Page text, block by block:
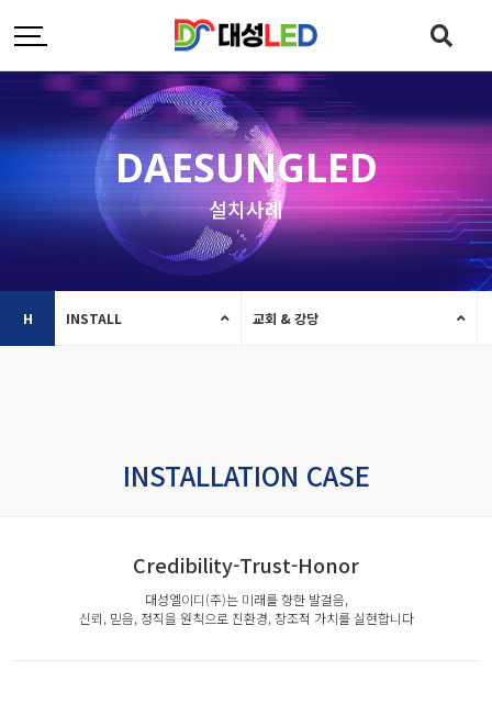
DAESUNGLED
설치사례
H INSTALL 교회 & 강당
INSTALLATION CASE
Credibility-Trust-Honor
대성엘이디(주)는 미래를 향한 발걸음,
신뢰, 믿음, 정직을 원칙으로 친환경, 창조적 가치를 실현합니다